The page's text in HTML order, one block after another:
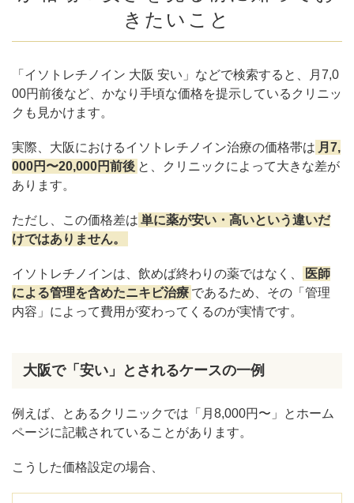
安形省吾 医師
薬）の施術例きたいこと
「イソトレチノイン 大阪 安い」などで検索すると、月7,0
00円前後など、かなり手頃な価格を提示しているクリニッ
クも見かけます。
実際、大阪におけるイソトレチノイン治療の価格帯は 月7,
000円〜20,000円前後 と、クリニックによって大きな差が
あります。
ただし、この価格差は 単に薬が安い・高いという違いだ
けではありません。
イソトレチノインは、飲めば終わりの薬ではなく、
医師
による管理を含めたニキビ治療 であるため、その「管理
内容」によって費用が変わってくるのが実情です。
大阪で「安い」とされるケースの一例
例えば、とあるクリニックでは「月8,000円〜」とホーム
ページに記載されていることがあります。
こうした価格設定の場合、